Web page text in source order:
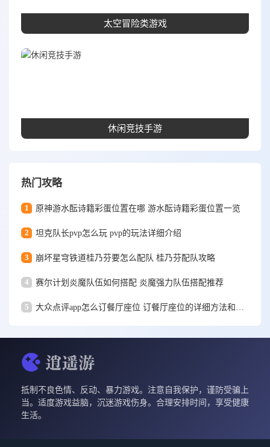
太空冒险类游戏
休闲竞技手游
热门攻略
1 原神游水酝诗籍彩蛋位置在哪 游水酝诗籍彩蛋位置一览
2 坦克队长pvp怎么玩 pvp的玩法详细介绍
3 崩坏星穹铁道桂乃芬要怎么配队 桂乃芬配队攻略
4 赛尔计划炎魔队伍如何搭配 炎魔强力队伍搭配推荐
5
抵制不良色情、反动、暴力游戏。注意自我保护，谨防受骗上
当。适度游戏益脑，沉迷游戏伤身。合理安排时间，享受健康
生活。